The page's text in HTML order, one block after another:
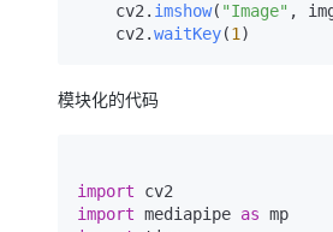
    cv2.
imshow( "Image" ,
    cv2.
waitKey(1
模块化的代码
import
import mediapipe as